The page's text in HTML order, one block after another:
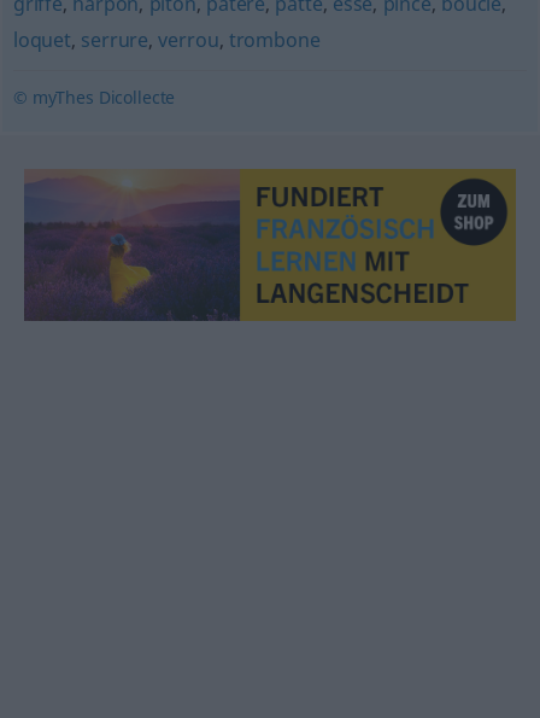
loquet, serrure,verrou, trombone
© myThes Dicollecte